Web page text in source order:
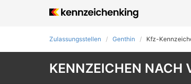
Zulassungsstellen Genthin Kfz-
KENNZEICHEN NACH